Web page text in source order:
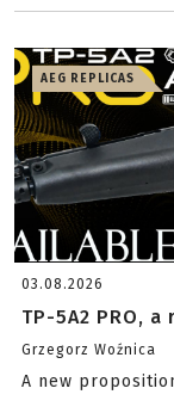
AEG REPLICAS
03.08.2026
TP-5A2 PRO,
Grzegorz Woźnica
A new